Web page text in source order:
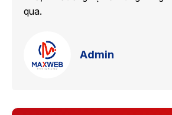
qua.
Admin